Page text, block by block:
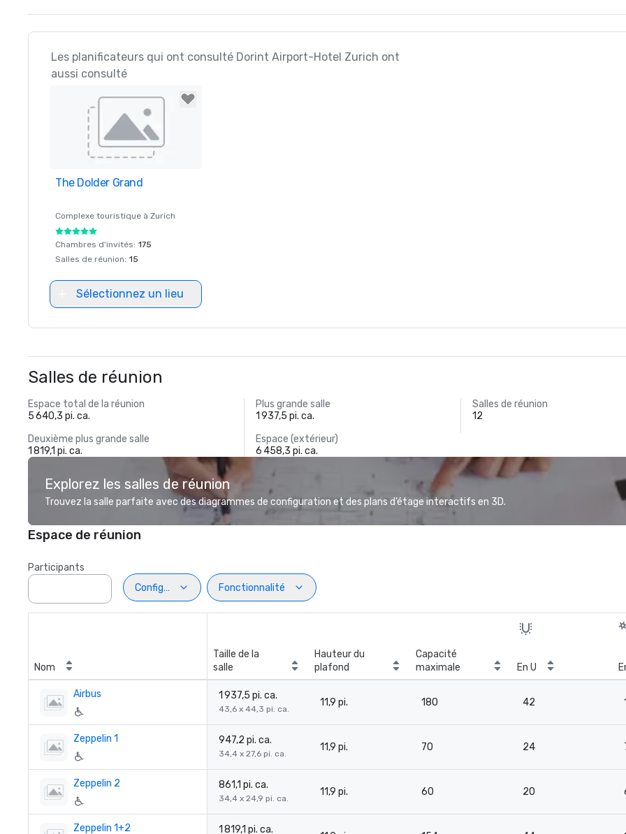
Les planificateurs qui ont consulté Dorint Airport-Hotel Zurich ont
aussi consulté
Removed from favorites
The Dolder Grand
Complexe touristique à Zurich
Chambres d'invités: 175
Salles de réunion: 15
Sélectionnez un lieu
Salles de réunion
Espace total de la réunion
5 640,3 pi. ca.
Plus grande salle
1 937,5 pi. ca.
Salles de réunion
12
Deuxième plus grande salle
1 819,1 pi. ca.
Espace (extérieur)
6 458,3 pi. ca.
Explorez les salles de réunion
Trouvez la salle parfaite avec des diagrammes de configuration et des plans d’étage interactifs en 3D.
Espace de réunion
Participants
Configuration
Fonctionnalité
Nom
Taille de la
salle
Hauteur du
plafond
Capacité
maximale
En U
Airbus 1 937,5 pi. ca.
43,6 x 44,3 pi. ca.
11,9 pi. 180 42
Zeppelin 1 947,2 pi. ca.
34,4 x 27,6 pi. ca.
11,9 pi. 70 24
Zeppelin 2 861,1 pi. ca.
34,4 x 24,9 pi. ca.
11,9 pi. 60 20
Zeppelin 1+2 1 819,1 pi. ca.